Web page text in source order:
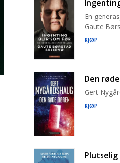
En
Gaute
KJØP
Den
Gert
KJØP
Plutselig